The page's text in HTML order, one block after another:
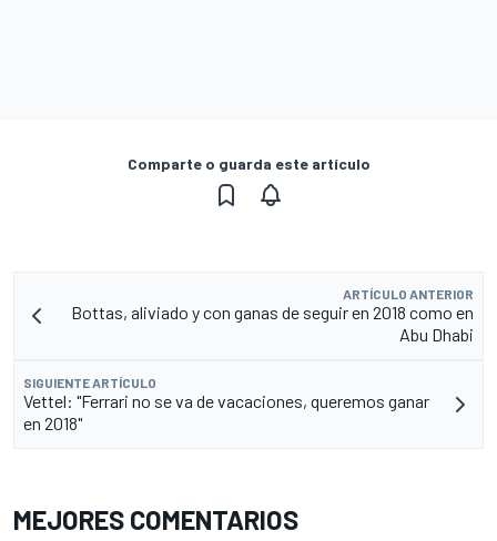
Comparte o guarda este artículo
ARTÍCULO ANTERIOR
Bottas, aliviado y con ganas de seguir en 2018 como en
Abu Dhabi
SIGUIENTE ARTÍCULO
Vettel: "Ferrari no se va de vacaciones, queremos ganar
en 2018"
MEJORES COMENTARIOS